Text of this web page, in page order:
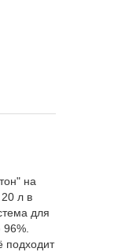
на
л в
для
подходит